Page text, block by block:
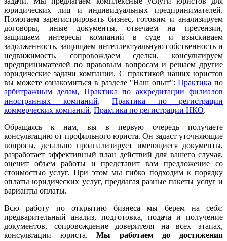
юридических лиц и индивидуальных предпринимателей.
Помогаем зарегистрировать бизнес, готовим и анализируем
договоры, иные документы, отвечаем на претензии,
защищаем интересы компаний в суде и взыскиваем
задолженность, защищаем интеллектуальную собственность и
недвижимость, сопровождаем сделки, консультируем
предпринимателей по правовым вопросам и решаем другие
юридические задачи компании. С практикой наших юристов
вы можете ознакомиться в разделе "Наш опыт":Практика по
арбитражным делам, Практика по аккредитации филиалов
иностранных компаний, Практика по регистрации
коммерческих компаний, Практика по регистрации НКО.
Обращаясь к нам, вы в первую очередь получаете
консультацию от профильного юриста. Он задаст уточняющие
вопросы, детально проанализирует имеющиеся документы,
разработает эффективный план действий для вашего случая,
оценит объем работы и представит вам предложение со
стоимостью услуг. При этом мы гибко подходим к порядку
оплаты юридических услуг, предлагая разные пакеты услуг и
варианты оплаты.
Всю работу по открытию бизнеса мы берем на себя:
предварительный анализ, подготовка, подача и получение
документов, сопровождение доверителя на всех этапах,
консультации юриста.Мы работаем
до достижения